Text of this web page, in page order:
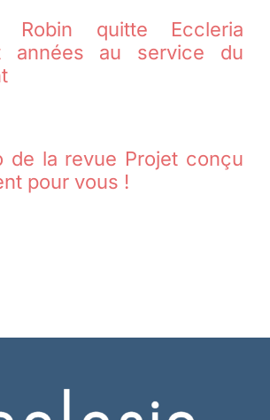
Robin quitte Eccleria
années au service du
de la revue Projet conçu
pour vous !